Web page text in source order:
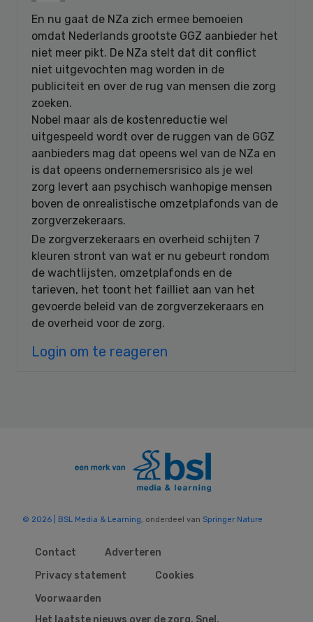
En nu gaat de NZa zich ermee bemoeien
omdat Nederlands grootste GGZ aanbieder het
niet meer pikt. De NZa stelt dat dit conflict
niet uitgevochten mag worden in de
publiciteit en over de rug van mensen die zorg
zoeken.
Nobel maar als de kostenreductie wel
uitgespeeld wordt over de ruggen van de GGZ
aanbieders mag dat opeens wel van de NZa en
is dat opeens ondernemersrisico als je wel
zorg levert aan psychisch wanhopige mensen
boven de onrealistische omzetplafonds van de
zorgverzekeraars.
De zorgverzekeraars en overheid schijten 7
kleuren stront van wat er nu gebeurt rondom
de wachtlijsten, omzetplafonds en de
tarieven, het toont het failliet aan van het
gevoerde beleid van de zorgverzekeraars en
de overheid voor de zorg.
Login om te reageren
© 2026 | BSL Media & Learning, onderdeel van Springer Nature
Contact
Adverteren
Privacy statement
Cookies
Voorwaarden
Het laatste nieuws over de zorg. Snel,